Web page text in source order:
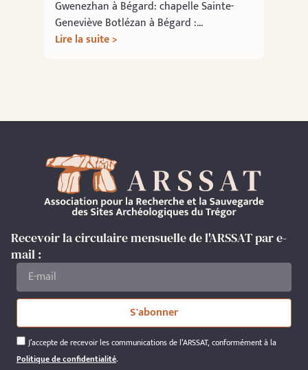
Gwenezhan à Bégard: chapelle Sainte-
Geneviève Botlézan à Bégard :...
Lire la suite >
Recevoir la circulaire mensuelle de l'ARSSAT par e-
mail :
J’accepte de recevoir les communications de l’ARSSAT, conformément à la
Politique de confidentialité.
S'abonner